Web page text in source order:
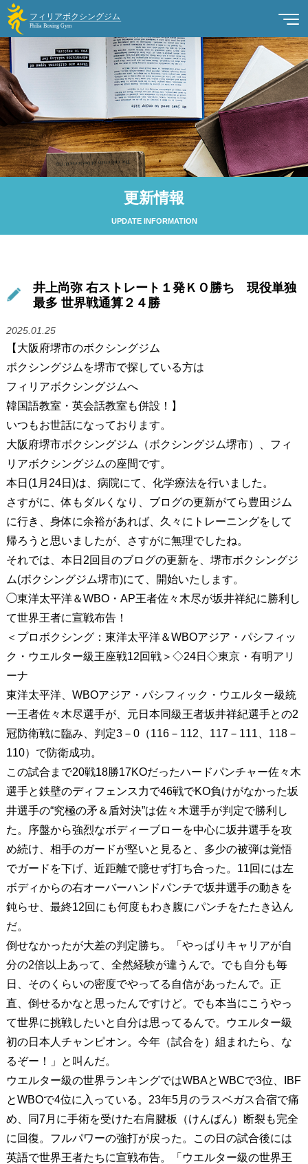
更新情報
UPDATE INFORMATION
井上尚弥 右ストレート１発ＫＯ勝ち 現役単独
最多 世界戦通算２４勝
2025.01.25
【大阪府堺市のボクシングジム
ボクシングジムを堺市で探している方は
フィリアボクシングジムへ
韓国語教室・英会話教室も併設！】
いつもお世話になっております。
大阪府堺市ボクシングジム（ボクシングジム堺市）、フィ
リアボクシングジムの座間です。
本日(1月24日)は、病院にて、化学療法を行いました。
さすがに、体もダルくなり、ブログの更新がてら豊田ジム
に行き、身体に余裕があれば、久々にトレーニングをして
帰ろうと思いましたが、さすがに無理でしたね。
それでは、本日2回目のブログの更新を、堺市ボクシングジ
ム(ボクシングジム堺市)にて、開始いたします。
◯東洋太平洋＆WBO・AP王者佐々木尽が坂井祥紀に勝利し
て世界王者に宣戦布告！
＜プロボクシング：東洋太平洋＆WBOアジア・パシフィッ
ク・ウエルター級王座戦12回戦＞◇24日◇東京・有明アリ
ーナ
東洋太平洋、WBOアジア・パシフィック・ウエルター級統
一王者佐々木尽選手が、元日本同級王者坂井祥紀選手との2
冠防衛戦に臨み、判定3－0（116－112、117－111、118－
110）で防衛成功。
この試合まで20戦18勝17KOだったハードパンチャー佐々木
選手と鉄壁のディフェンス力で46戦でKO負けがなかった坂
井選手の“究極の矛＆盾対決”は佐々木選手が判定で勝利し
た。序盤から強烈なボディーブローを中心に坂井選手を攻
め続け、相手のガードが堅いと見ると、多少の被弾は覚悟
でガードを下げ、近距離で臆せず打ち合った。11回には左
ボディからの右オーバーハンドパンチで坂井選手の動きを
鈍らせ、最終12回にも何度もわき腹にパンチをたたき込ん
だ。
倒せなかったが大差の判定勝ち。「やっぱりキャリアが自
分の2倍以上あって、全然経験が違うんで。でも自分も毎
日、そのくらいの密度でやってる自信があったんで。正
直、倒せるかなと思ったんですけど。でも本当にこうやっ
て世界に挑戦したいと自分は思ってるんで。ウエルター級
初の日本人チャンピオン。今年（試合を）組まれたら、な
るぞー！」と叫んだ。
ウエルター級の世界ランキングではWBAとWBCで3位、IBF
とWBOで4位に入っている。23年5月のラスベガス合宿で痛
め、同7月に手術を受けた右肩腱板（けんばん）断裂も完全
に回復。フルパワーの強打が戻った。この日の試合後には
英語で世界王者たちに宣戦布告。「ウエルター級の世界王